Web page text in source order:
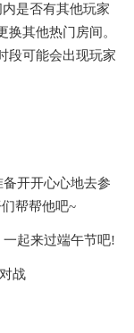
是否有其他玩家
其他热门房间。
段可能会出现玩家
开开心心地去参
帮帮他吧~
起来过端午节吧!
战